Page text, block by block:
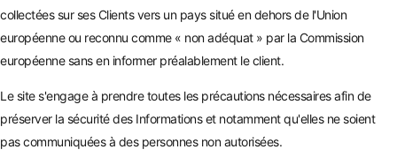
collectées sur ses Clients vers un pays situé en dehors de l'Union
européenne ou reconnu comme « non adéquat » par la Commission
européenne sans en informer préalablement le client.
Le site s'engage à prendre toutes les précautions nécessaires afin de
préserver la sécurité des Informations et notamment qu'elles ne soient
pas communiquées à des personnes non autorisées.